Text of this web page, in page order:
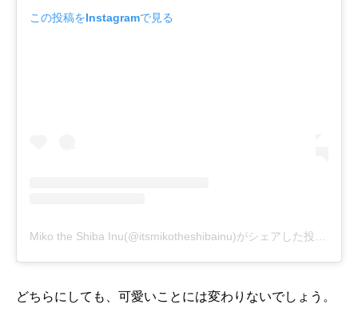
この投稿をInstagramで見る
Miko the Shiba Inu(@itsmikotheshibainu)がシェアした投稿
どちらにしても、可愛いことには変わりないでしょう。